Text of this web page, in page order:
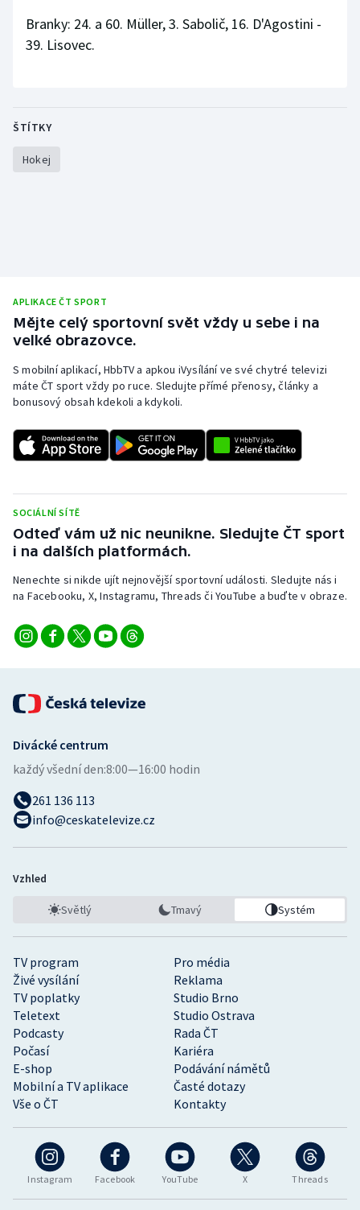
Branky: 24. a 60. Müller, 3. Sabolič, 16. D'Agostini -
39. Lisovec.
ŠTÍTKY
Hokej
APLIKACE ČT SPORT
Mějte celý sportovní svět vždy u sebe i na
velké obrazovce.
S mobilní aplikací, HbbTV a apkou iVysílání ve své chytré televizi
máte ČT sport vždy po ruce. Sledujte přímé přenosy, články a
bonusový obsah kdekoli a kdykoli.
SOCIÁLNÍ SÍTĚ
Odteď vám už nic neunikne. Sledujte ČT sport
i na dalších platformách.
Nenechte si nikde ujít nejnovější sportovní události. Sledujte nás i
na Facebooku, X, Instagramu, Threads či YouTube a buďte v obraze.
Instagram Facebook YouTube X Threads
TV program
Pro média
Živé vysílání
Reklama
TV poplatky
Studio Brno
Teletext
Studio Ostrava
Podcasty
Rada ČT
Počasí
Kariéra
E-shop
Podávání námětů
Mobilní a TV aplikace
Časté dotazy
Vše o ČT
Kontakty
Divácké centrum
každý všední den:8:00—16:00 hodin
261 136 113
info@ceskatelevize.cz
Vzhled
Světlý Tmavý Systém